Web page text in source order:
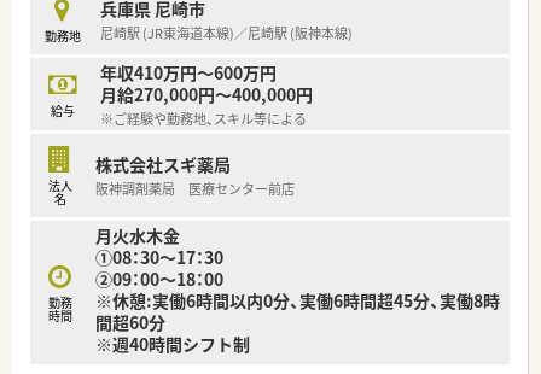
勤務地
兵庫県 尼崎市
尼崎駅 (JR東海道本線)／尼崎駅 (阪神本線)
給与
年収410万円～600万円
月給270,000円～400,000円
※ご経験や勤務地、スキル等による
法人
名
株式会社スギ薬局
阪神調剤薬局 医療センター前店
勤務
時間
月火水木金
①08：30～17：30
②09：00～18：00
※休憩:実働6時間以内0分、実働6時間超45分、実働8時
間超60分
※週40時間シフト制